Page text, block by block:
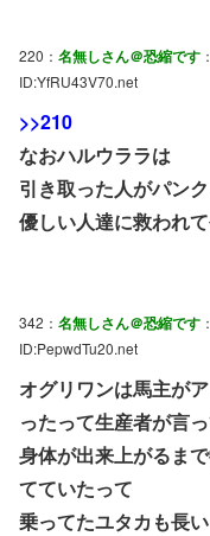
220： 名無しさん＠恐縮です
ID:YfRU43V70.net
>>210
なおハルウララは
引き取った人がパン
優しい人達に救われ
342： 名無しさん＠恐縮です
ID:PepwdTu20.net
オグリワンは馬主が
ったって生産者が言
身体が出来上がるま
てていたって
乗ってたユタカも長